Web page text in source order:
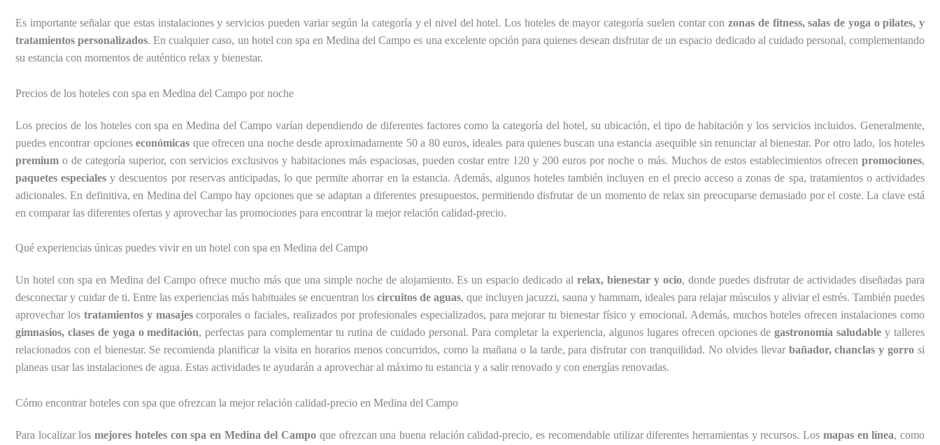
Es importante señalar que estas instalaciones y servicios pueden variar según la categoría y el nivel del hotel. Los hoteles de mayor categoría suelen contar conzonas de fitness, salas de yoga o pilates, y
tratamientos personalizados. En cualquier caso, un hotel con spa en Medina del Campo es una excelente opción para quienes desean disfrutar de un espacio dedicado al cuidado personal, complementando
su estancia con momentos de auténtico relax y bienestar.
Precios de los hoteles con spa en Medina del Campo por noche
Los precios de los hoteles con spa en Medina del Campo varían dependiendo de diferentes factores como la categoría del hotel, su ubicación, el tipo de habitación y los servicios incluidos. Generalmente,
puedes encontrar opcioneseconómicas que ofrecen una noche desde aproximadamente 50 a 80 euros, ideales para quienes buscan una estancia asequible sin renunciar al bienestar. Por otro lado, los hoteles
premium o de categoría superior, con servicios exclusivos y habitaciones más espaciosas, pueden costar entre 120 y 200 euros por noche o más. Muchos de estos establecimientos ofrecen promociones,
paquetes especiales y descuentos por reservas anticipadas, lo que permite ahorrar en la estancia. Además, algunos hoteles también incluyen en el precio acceso a zonas de spa, tratamientos o actividades
adicionales. En definitiva, en Medina del Campo hay opciones que se adaptan a diferentes presupuestos, permitiendo disfrutar de un momento de relax sin preocuparse demasiado por el coste. La clave está
en comparar las diferentes ofertas y aprovechar las promociones para encontrar la mejor relación calidad-precio.
Qué experiencias únicas puedes vivir en un hotel con spa en Medina del Campo
Un hotel con spa en Medina del Campo ofrece mucho más que una simple noche de alojamiento. Es un espacio dedicado alrelax, bienestar y ocio, donde puedes disfrutar de actividades diseñadas para
desconectar y cuidar de ti. Entre las experiencias más habituales se encuentran los circuitos de aguas, que incluyen jacuzzi, sauna y hammam, ideales para relajar músculos y aliviar el estrés. También puedes
aprovechar los tratamientos y masajescorporales o faciales, realizados por profesionales especializados, para mejorar tu bienestar físico y emocional. Además, muchos hoteles ofrecen instalaciones como
gimnasios, clases de yoga o meditación, perfectas para complementar tu rutina de cuidado personal. Para completar la experiencia, algunos lugares ofrecen opciones degastronomía saludable y talleres
relacionados con el bienestar. Se recomienda planificar la visita en horarios menos concurridos, como la mañana o la tarde, para disfrutar con tranquilidad. No olvides llevar bañador, chanclas y gorro si
planeas usar las instalaciones de agua. Estas actividades te ayudarán a aprovechar al máximo tu estancia y a salir renovado y con energías renovadas.
Cómo encontrar hoteles con spa que ofrezcan la mejor relación calidad-precio en Medina del Campo
Para localizar losmejores hoteles con spa en Medina del Campo que ofrezcan una buena relación calidad-precio, es recomendable utilizar diferentes herramientas y recursos. Los mapas en línea, como